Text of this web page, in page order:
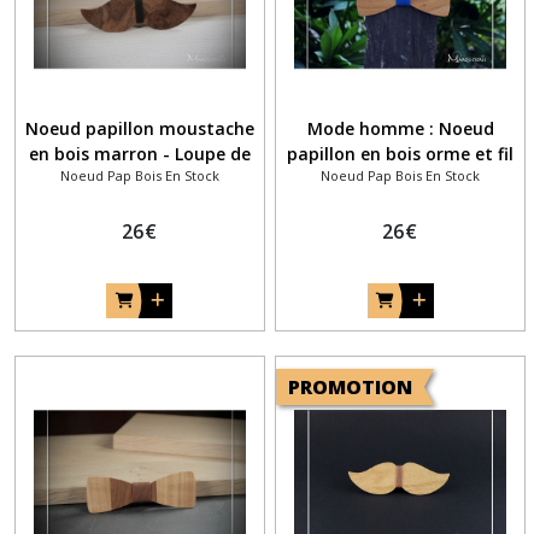
Noeud papillon moustache
en bois marron - Loupe de
noyer
Noeud Pap Bois En Stock
26€
Mode homme : Noeud
papillon en bois orme et fil
coton bleu vif
Noeud Pap Bois En Stock
26€
PROMOTION